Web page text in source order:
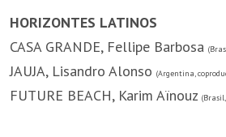
HORIZONTES LATINOS
CASA GRANDE, Fellipe Barbosa
JAUJA, Lisandro Alonso (Argentina,
FUTURE BEACH, Karim Aïnouz